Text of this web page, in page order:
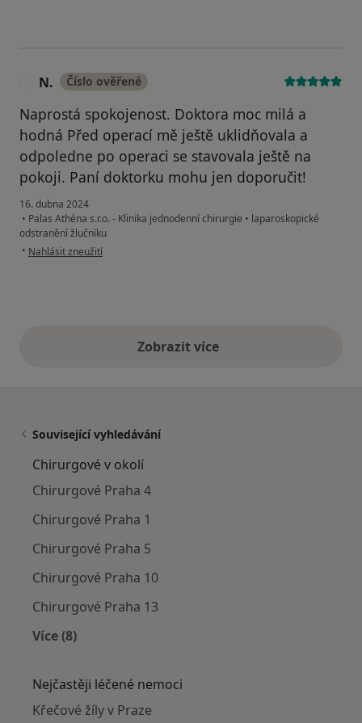
N. Číslo ověřené
Naprostá spokojenost. Doktora moc milá a
hodná Před operací mě ještě uklidňovala a
odpoledne po operaci se stavovala ještě na
pokoji. Paní doktorku mohu jen doporučit!
16. dubna 2024
• Palas Athéna s.r.o. - Klinika jednodenní chirurgie • laparoskopické
odstranění žlučníku
• podle názoru uživatele N.
Nahlásit zneužití
Zobrazit vícevýše uvedené názory
Související vyhledávání
Chirurgové v okolí
Chirurgové Praha 4
Chirurgové Praha 1
Chirurgové Praha 5
Chirurgové Praha 10
Chirurgové Praha 13
Více (8)
Nejčastěji léčené nemoci
Křečové žíly v Praze